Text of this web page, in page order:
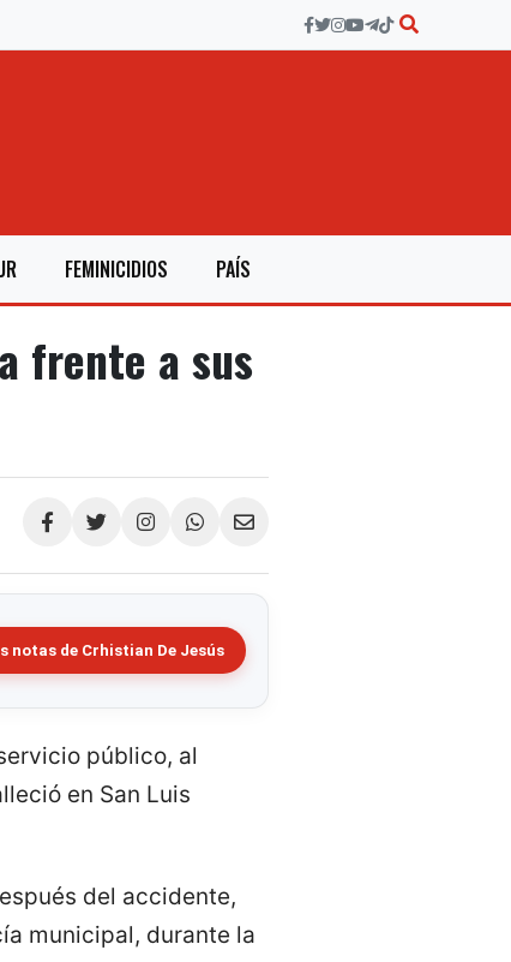
FEMINICIDIOS PAÍS
frente a sus
Compartir
notas de Crhistian De Jesús
público, al
en San Luis
del accidente,
municipal, durante la